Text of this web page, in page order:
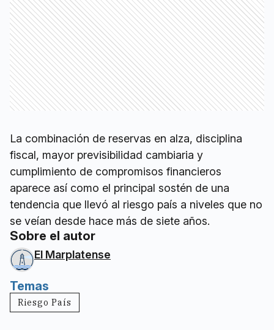
La combinación de reservas en alza, disciplina
fiscal, mayor previsibilidad cambiaria y
cumplimiento de compromisos financieros
aparece así como el principal sostén de una
tendencia que llevó al riesgo país a niveles que no
se veían desde hace más de siete años.
Sobre el autor
El Marplatense
Temas
Riesgo País